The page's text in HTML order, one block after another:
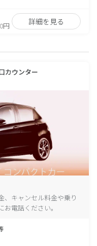
円 詳細を見る
カウンター
、キャンセル料金や乗り
電話ください。